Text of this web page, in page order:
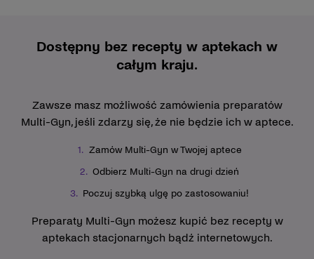
Dostępny bez recepty w aptekach w
całym kraju.
Zawsze masz możliwość zamówienia preparatów
Multi-Gyn, jeśli zdarzy się, że nie będzie ich w aptece.
Zamów Multi-Gyn w Twojej aptece
Odbierz Multi-Gyn na drugi dzień
Poczuj szybką ulgę po zastosowaniu!
Preparaty Multi-Gyn możesz kupić bez recepty w
aptekach stacjonarnych bądź internetowych.